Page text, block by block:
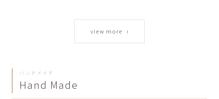
view more ›
ハンドメイド
Hand Made